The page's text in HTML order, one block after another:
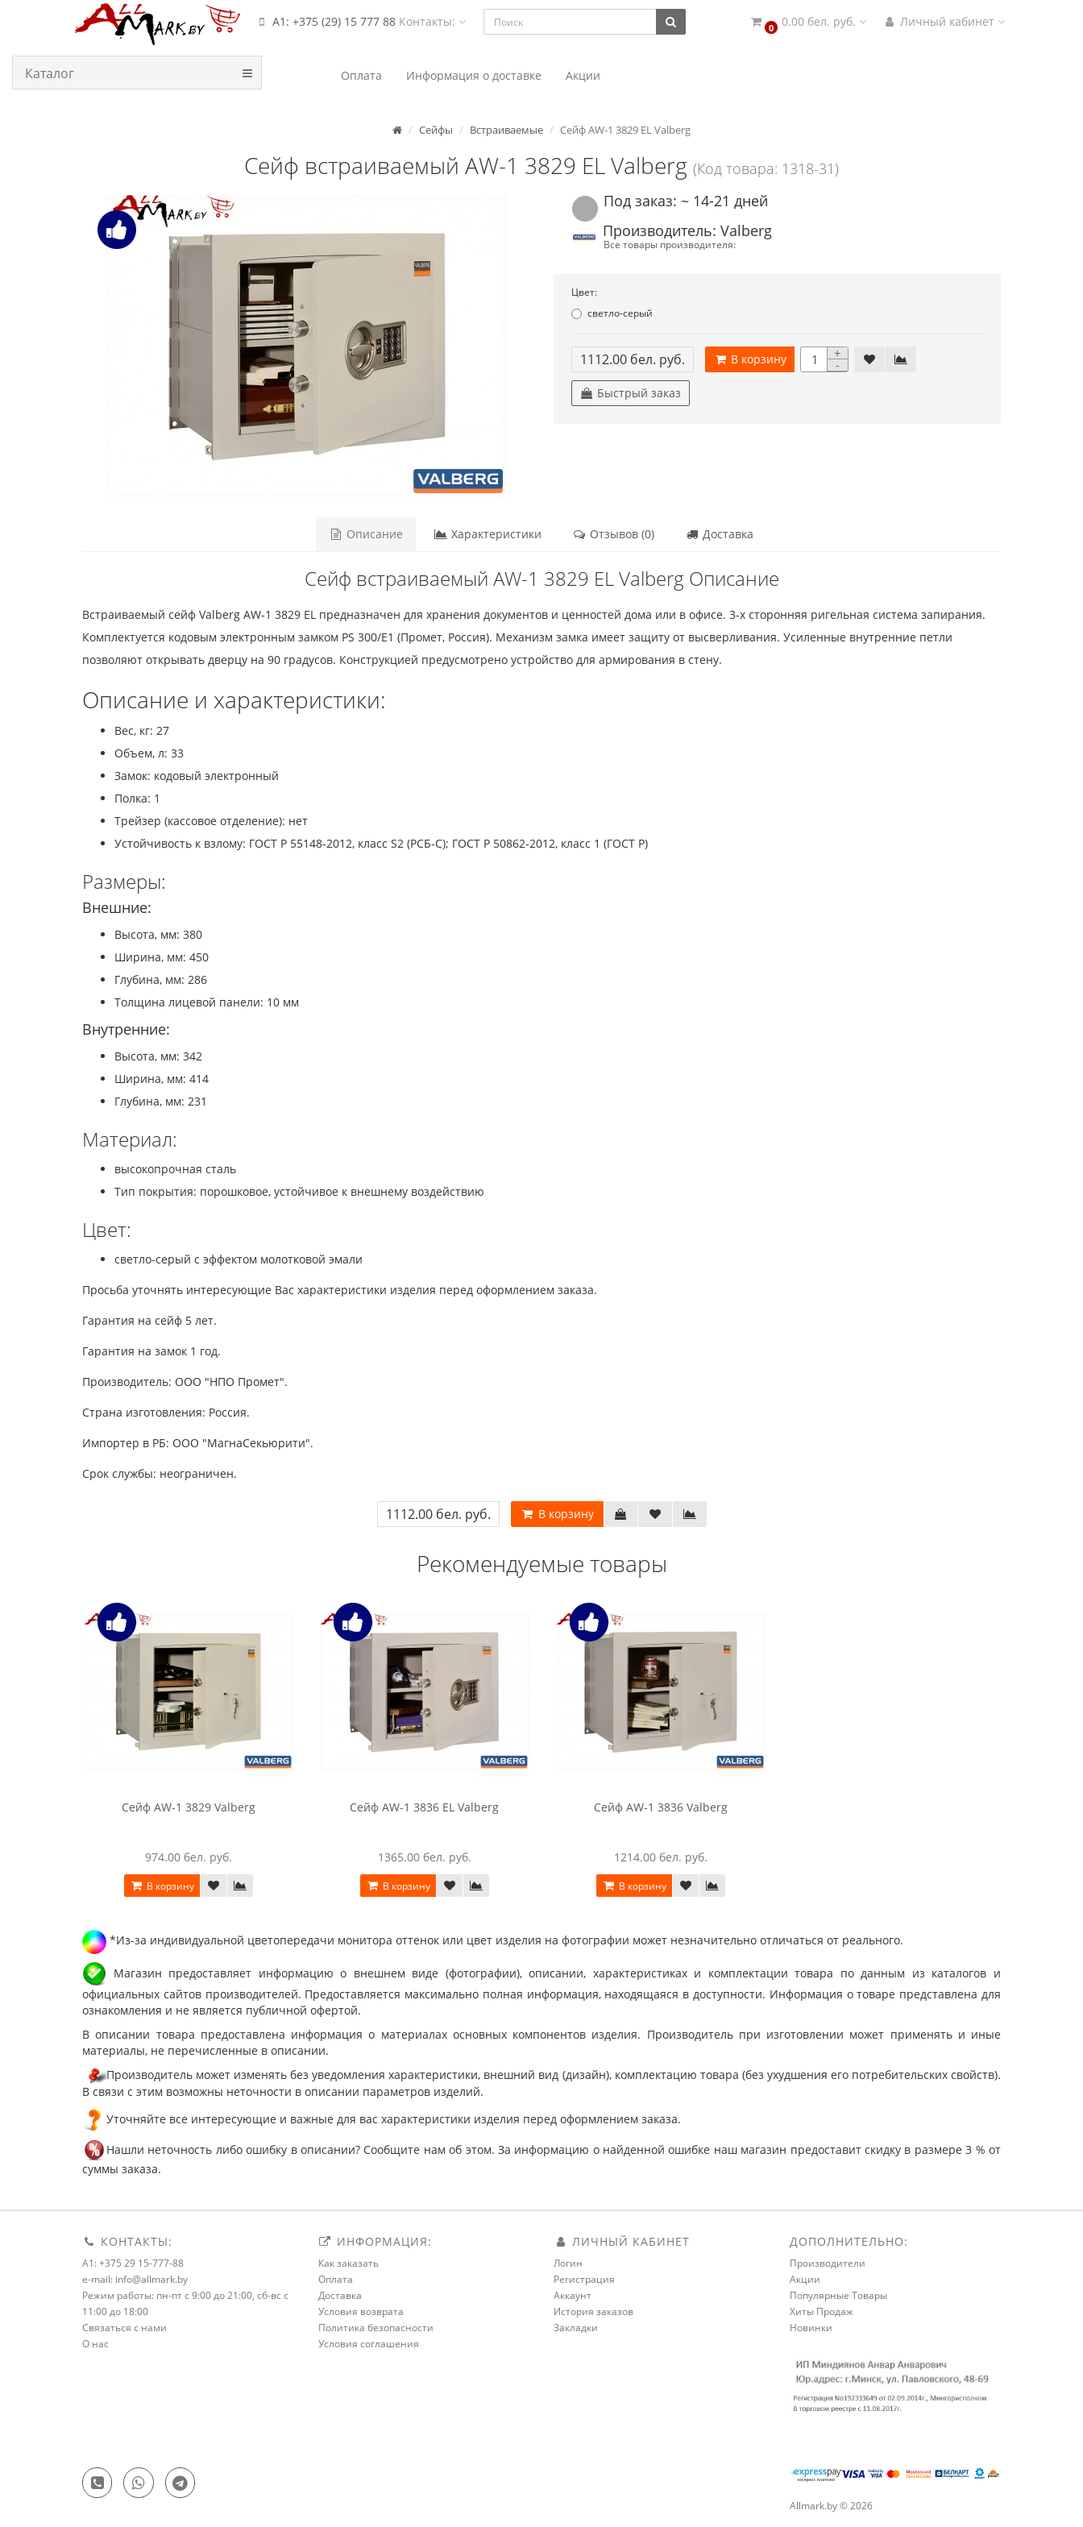
А1: +375 (29) 15 777 88 Контакты: 0 0.00 бел. руб. Личный кабинет
Каталог Оплата Информация о доставке Акции
Сейфы Встраиваемые Сейф AW-1 3829 EL Valberg
Сейф встраиваемый AW-1 3829 EL Valberg (Код товара: 1318-31)
Под заказ: ~ 14-21 дней
Производитель: Valberg
Все товары производителя:
Цвет:
светло-серый
1112.00 бел. руб. В корзину +
-
Быстрый заказ
Описание Характеристики Отзывов (0) Доставка
Сейф встраиваемый AW-1 3829 EL Valberg Описание
Встраиваемый сейф Valberg AW-1 3829 EL предназначен для хранения документов и ценностей дома или в офисе. 3-х сторонняя ригельная система запирания.
Комплектуется кодовым электронным замком PS 300/E1 (Промет, Россия). Механизм замка имеет защиту от высверливания. Усиленные внутренние петли
позволяют открывать дверцу на 90 градусов. Конструкцией предусмотрено устройство для армирования в стену.
Описание и характеристики:
Вес, кг: 27
Объем, л: 33
Замок: кодовый электронный
Полка: 1
Трейзер (кассовое отделение): нет
Устойчивость к взлому: ГОСТ Р 55148-2012, класс S2 (РСБ-С); ГОСТ Р 50862-2012, класс 1 (ГОСТ Р)
Размеры:
Внешние:
Высота, мм: 380
Ширина, мм: 450
Глубина, мм: 286
Толщина лицевой панели: 10 мм
Внутренние:
Высота, мм: 342
Ширина, мм: 414
Глубина, мм: 231
Материал:
высокопрочная сталь
Тип покрытия: порошковое, устойчивое к внешнему воздействию
Цвет:
светло-серый с эффектом молотковой эмали
Просьба уточнять интересующие Вас характеристики изделия перед оформлением заказа.
Гарантия на сейф 5 лет.
Гарантия на замок 1 год.
Производитель: ООО "НПО Промет".
Страна изготовления: Россия.
Импортер в РБ: ООО "МагнаСекьюрити".
Срок службы: неограничен.
1112.00 бел. руб. В корзину
Рекомендуемые товары
Сейф AW-1 3829 Valberg
974.00 бел. руб.
В корзину
Сейф AW-1 3836 EL Valberg
1365.00 бел. руб.
В корзину
Сейф AW-1 3836 Valberg
1214.00 бел. руб.
В корзину
*Из-за индивидуальной цветопередачи монитора оттенок или цвет изделия на фотографии может незначительно отличаться от реального.
Магазин предоставляет информацию о внешнем виде (фотографии), описании, характеристиках и комплектации товара по данным из каталогов и
официальных сайтов производителей. Предоставляется максимально полная информация, находящаяся в доступности. Информация о товаре представлена для
ознакомления и не является публичной офертой.
В описании товара предоставлена информация о материалах основных компонентов изделия. Производитель при изготовлении может применять и иные
материалы, не перечисленные в описании.
Производитель может изменять без уведомления характеристики, внешний вид (дизайн), комплектацию товара (без ухудшения его потребительских свойств).
В связи с этим возможны неточности в описании параметров изделий.
Уточняйте все интересующие и важные для вас характеристики изделия перед оформлением заказа.
Нашли неточность либо ошибку в описании? Сообщите нам об этом. За информацию о найденной ошибке наш магазин предоставит скидку в размере 3 % от
суммы заказа.
КОНТАКТЫ:
A1: +375 29 15-777-88
e-mail: info@allmark.by
Режим работы: пн-пт с 9:00 до 21:00, сб-вс с
11:00 до 18:00
Связаться с нами
О нас
ИНФОРМАЦИЯ:
Как заказать
Оплата
Доставка
Условия возврата
Политика безопасности
Условия соглашения
ЛИЧНЫЙ КАБИНЕТ
Логин
Регистрация
Аккаунт
История заказов
Закладки
ДОПОЛНИТЕЛЬНО:
Производители
Акции
Популярные Товары
Хиты Продаж
Новинки
Allmark.by © 2026